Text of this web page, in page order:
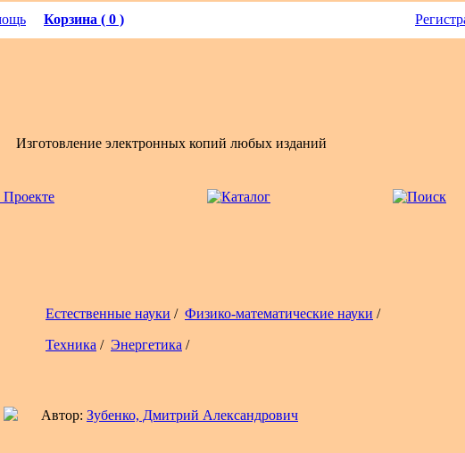
Корзина ( 0 )
Изготовление электронных копий любых изданий
Естественные науки / Физико-математические науки /
Техника / Энергетика /
Автор: Зубенко, Дмитрий Александрович